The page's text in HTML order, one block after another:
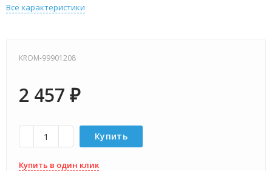
Все характеристики
KROM-99901208
2 457 ₽
Купить
Купить в один клик